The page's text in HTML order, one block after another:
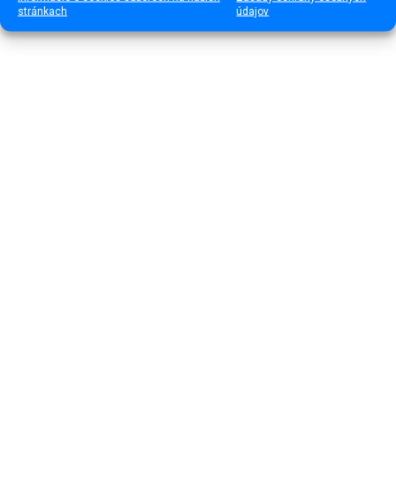
stránkach
údajov